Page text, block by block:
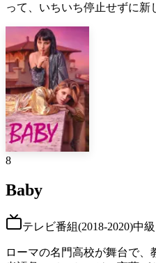
って、いちいち停止せずに新
8
Baby
テレビ番組(2018-2020)中級
ローマの名門高校が舞台で